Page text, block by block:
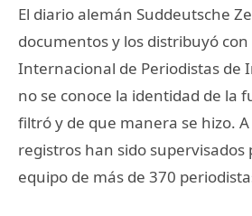
El diario alemán Suddeutsche
documentos y los distribuyó con
Internacional de Periodistas de
no se conoce la identidad de la
filtró y de que manera se hizo.
registros han sido
equipo de más de 370